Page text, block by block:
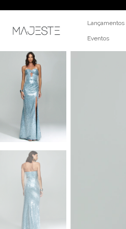
Lançamentos
Eventos